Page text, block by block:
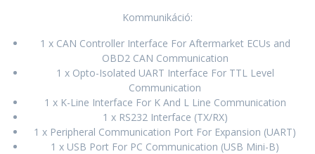
Kommunikáció:
1 x CAN Controller Interface For Aftermarket ECUs and
OBD2 CAN Communication
1 x Opto-Isolated UART Interface For TTL Level
Communication
1 x K-Line Interface For K And L Line Communication
1 x RS232 Interface (TX/RX)
1 x Peripheral Communication Port For Expansion (UART)
1 x USB Port For PC Communication (USB Mini-B)